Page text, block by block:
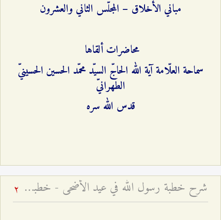
مباني الأخلاق – المجلّس الثاني والعشرون
محاضرات ألقاها
سماحة العلّامة آية الله الحاجّ السيّد محمّد الحسين الحسينيّ
الطهرانيّ
قدس الله سره
شرح خطبة رسول الله في عيد الأضحى - خطبة عيد الأضحى السعيد 2